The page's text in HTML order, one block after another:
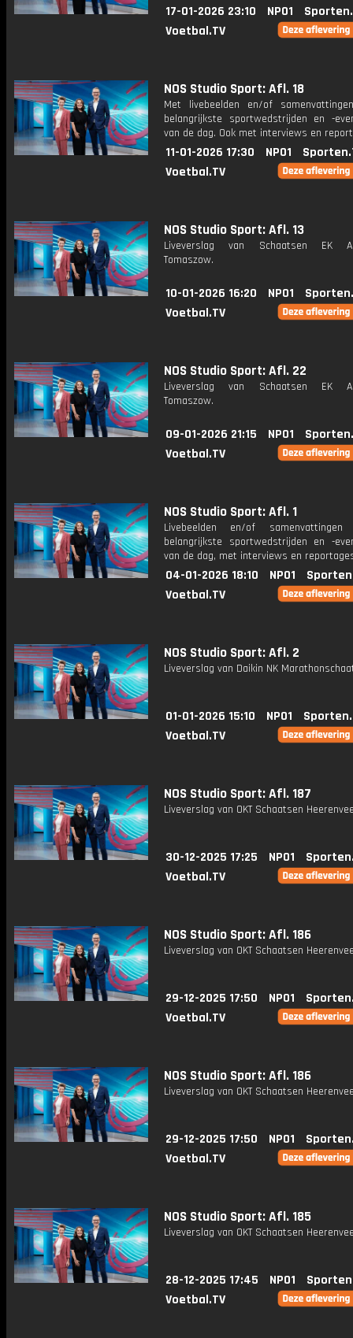
17-01-2026 23:10 NPO1
Voetbal.TV
NOS Studio Sport: Afl. 18
Met livebeelden en/of
belangrijkste sportwedstrijden en -
van de dag. Ook met interviews en
11-01-2026 17:30 NPO1
Voetbal.TV
NOS Studio Sport: Afl. 13
Liveverslag van Schaatsen EK
Tomaszow.
10-01-2026 16:20 NPO1
Voetbal.TV
NOS Studio Sport: Afl. 22
Liveverslag van Schaatsen EK
Tomaszow.
09-01-2026 21:15 NPO1
Voetbal.TV
NOS Studio Sport: Afl. 1
Livebeelden en/of
belangrijkste sportwedstrijden en -
van de dag, met interviews en
04-01-2026 18:10 NPO1
Voetbal.TV
NOS Studio Sport: Afl. 2
Liveverslag van Daikin NK
01-01-2026 15:10 NPO1
Voetbal.TV
NOS Studio Sport: Afl. 187
Liveverslag van OKT Schaatsen
30-12-2025 17:25 NPO1
Voetbal.TV
NOS Studio Sport: Afl. 186
Liveverslag van OKT Schaatsen
29-12-2025 17:50 NPO1
Voetbal.TV
NOS Studio Sport: Afl. 186
Liveverslag van OKT Schaatsen
29-12-2025 17:50 NPO1
Voetbal.TV
NOS Studio Sport: Afl. 185
Liveverslag van OKT Schaatsen
28-12-2025 17:45 NPO1
Voetbal.TV